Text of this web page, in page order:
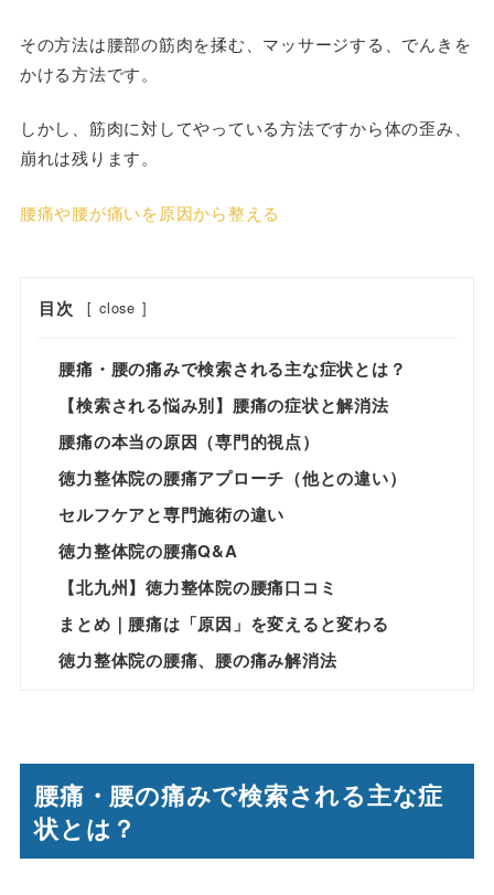
その方法は腰部の筋肉を揉む、マッサージする、でんきを
かける方法です。
しかし、筋肉に対してやっている方法ですから体の歪み、
崩れは残ります。
腰痛や腰が痛いを原因から整える
目次 [ close ]
腰痛・腰の痛みで検索される主な症状とは？
【検索される悩み別】腰痛の症状と解消法
腰痛の本当の原因（専門的視点）
徳力整体院の腰痛アプローチ（他との違い）
セルフケアと専門施術の違い
徳力整体院の腰痛Q&A
【北九州】徳力整体院の腰痛口コミ
まとめ｜腰痛は「原因」を変えると変わる
徳力整体院の腰痛、腰の痛み解消法
腰痛・腰の痛みで検索される主な症
状とは？